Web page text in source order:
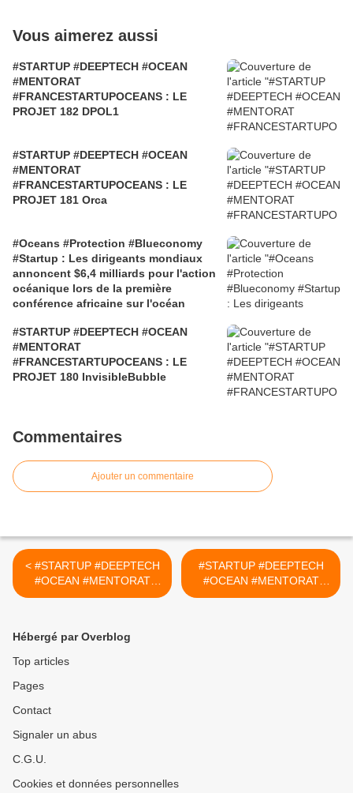
Vous aimerez aussi
#STARTUP #DEEPTECH #OCEAN
#MENTORAT
#FRANCESTARTUPOCEANS : LE
PROJET 182 DPOL1
#STARTUP #DEEPTECH #OCEAN
#MENTORAT
#FRANCESTARTUPOCEANS : LE
PROJET 181 Orca
#Oceans #Protection #Blueconomy
#Startup : Les dirigeants mondiaux
annoncent $6,4 milliards pour l'action
océanique lors de la première
conférence africaine sur l'océan
#STARTUP #DEEPTECH #OCEAN
#MENTORAT
#FRANCESTARTUPOCEANS : LE
PROJET 180 InvisibleBubble
Commentaires
Ajouter un commentaire
< #STARTUP #DEEPTECH
#OCEAN #MENTORAT
#FRANCESTARTUPOCEAN
#STARTUP #DEEPTECH
#OCEAN #MENTORAT
#FRANCESTARTUPOCEAN
Hébergé par Overblog
Top articles
Pages
Contact
Signaler un abus
C.G.U.
Cookies et données personnelles